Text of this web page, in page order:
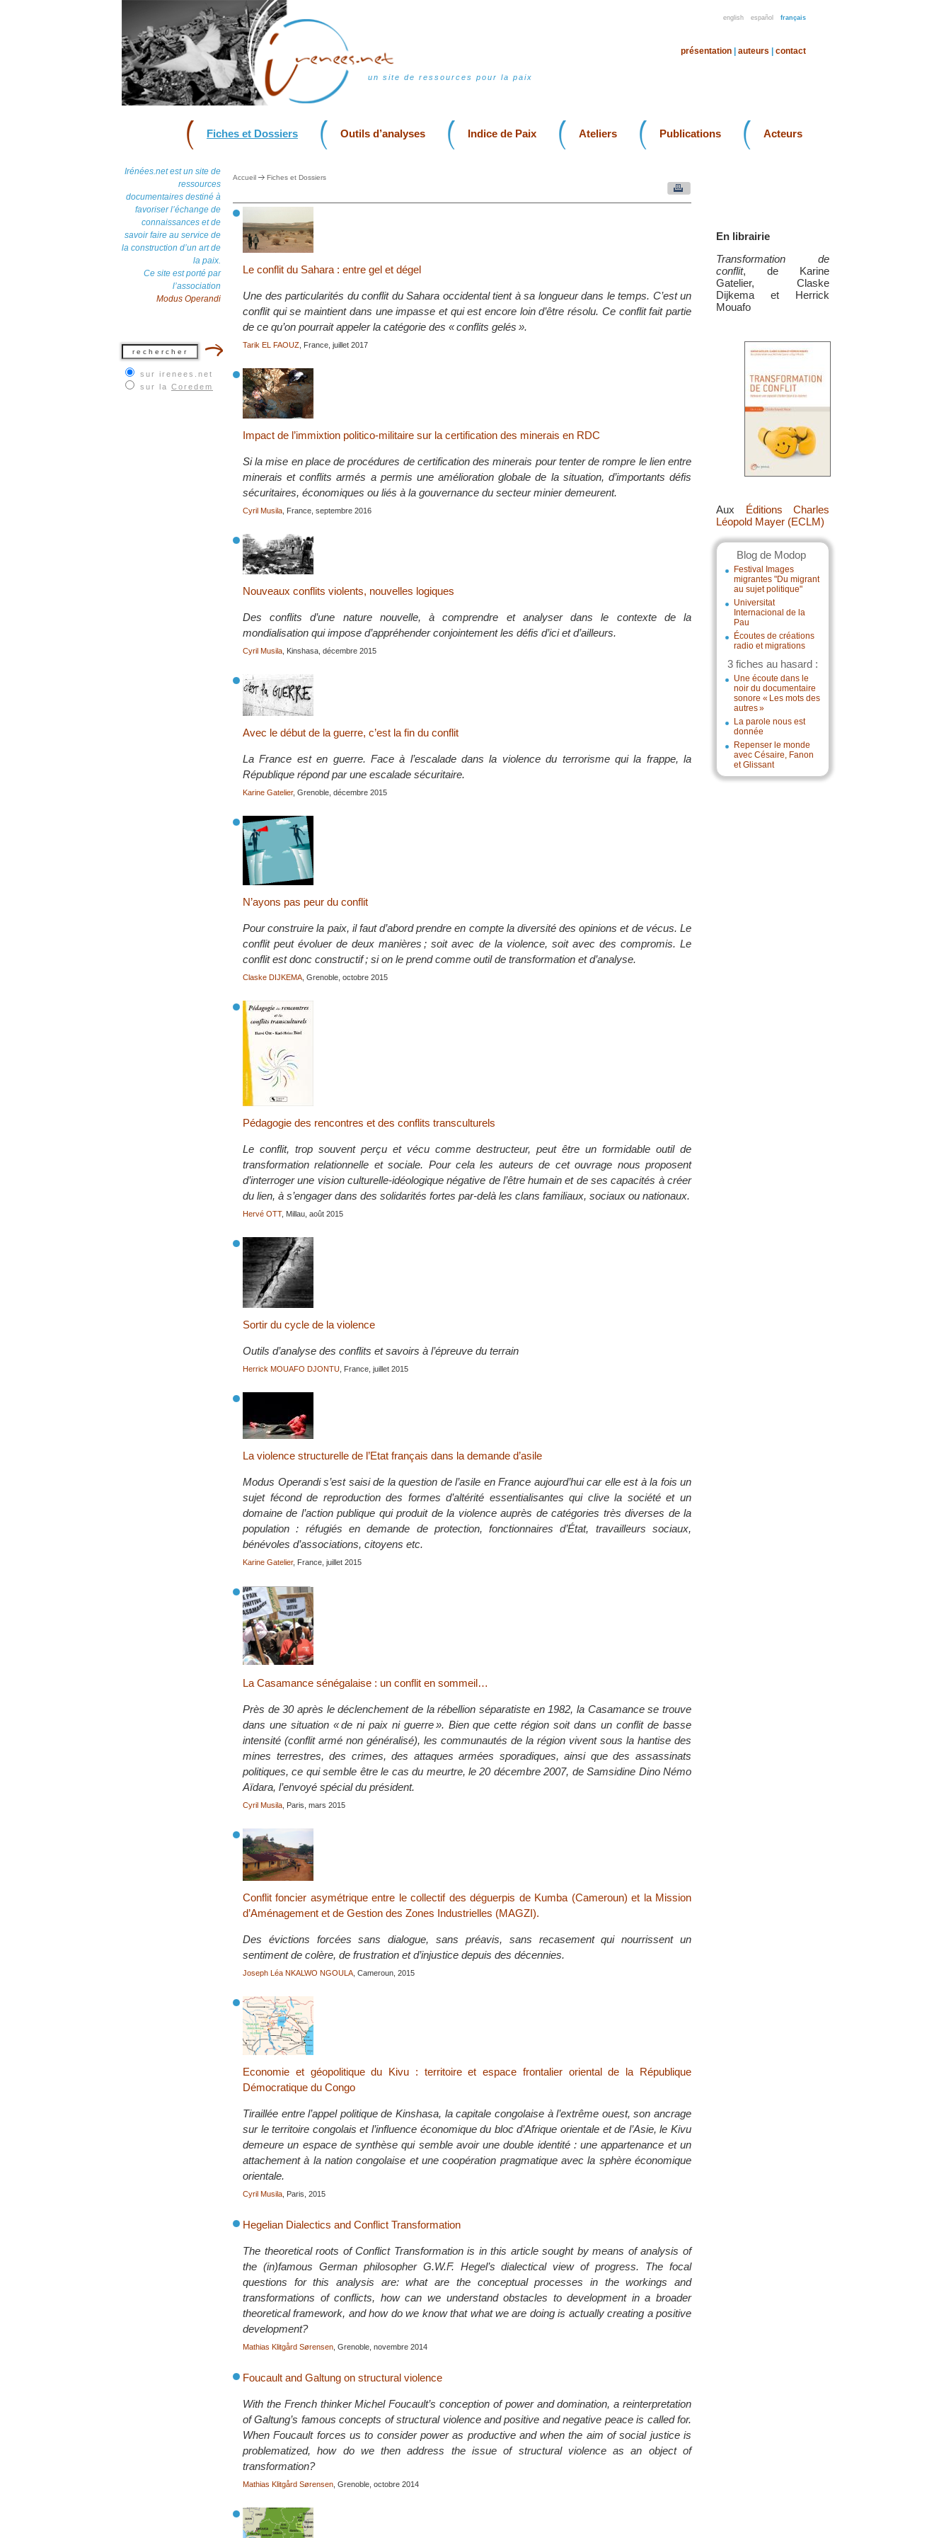
english español français
un site de ressources pour la paix
présentation auteurs contact
Fiches et Dossiers Outils d’analyses Indice de Paix Ateliers Publications Acteurs
Irénées.net est un site de
ressources
documentaires destiné à
favoriser l’échange de
connaissances et de
savoir faire au service de
la construction d’un art de
la paix.
Ce site est porté par
l’association
Modus Operandi
sur irenees.net
sur la Coredem
En librairie
Transformation de
conflit, de Karine
Gatelier, Claske
Dijkema et Herrick
Mouafo
Aux Éditions Charles
Léopold Mayer (ECLM)
Blog de Modop
Festival Images
migrantes "Du migrant
au sujet politique"
Universitat
Internacional de la
Pau
Écoutes de créations
radio et migrations
3 fiches au hasard :
Une écoute dans le
noir du documentaire
sonore « Les mots des
autres »
La parole nous est
donnée
Repenser le monde
avec Césaire, Fanon
et Glissant
Accueil Fiches et Dossiers
Le conflit du Sahara : entre gel et dégel
Une des particularités du conflit du Sahara occidental tient à sa longueur dans le temps. C’est un
conflit qui se maintient dans une impasse et qui est encore loin d’être résolu. Ce conflit fait partie
de ce qu’on pourrait appeler la catégorie des « conflits gelés ».
Tarik EL FAOUZ , France, juillet 2017
Impact de l’immixtion politico-militaire sur la certification des minerais en RDC
Si la mise en place de procédures de certification des minerais pour tenter de rompre le lien entre
minerais et conflits armés a permis une amélioration globale de la situation, d’importants défis
sécuritaires, économiques ou liés à la gouvernance du secteur minier demeurent.
Cyril Musila , France, septembre 2016
Nouveaux conflits violents, nouvelles logiques
Des conflits d’une nature nouvelle, à comprendre et analyser dans le contexte de la
mondialisation qui impose d’appréhender conjointement les défis d’ici et d’ailleurs.
Cyril Musila , Kinshasa, décembre 2015
Avec le début de la guerre, c’est la fin du conflit
La France est en guerre. Face à l’escalade dans la violence du terrorisme qui la frappe, la
République répond par une escalade sécuritaire.
Karine Gatelier, Grenoble, décembre 2015
N’ayons pas peur du conflit
Pour construire la paix, il faut d’abord prendre en compte la diversité des opinions et de vécus. Le
conflit peut évoluer de deux manières ; soit avec de la violence, soit avec des compromis. Le
conflit est donc constructif ; si on le prend comme outil de transformation et d’analyse.
Claske DIJKEMA , Grenoble, octobre 2015
Pédagogie des rencontres et des conflits transculturels
Le conflit, trop souvent perçu et vécu comme destructeur, peut être un formidable outil de
transformation relationnelle et sociale. Pour cela les auteurs de cet ouvrage nous proposent
d’interroger une vision culturelle-idéologique négative de l’être humain et de ses capacités à créer
du lien, à s’engager dans des solidarités fortes par-delà les clans familiaux, sociaux ou nationaux.
Hervé OTT, Millau, août 2015
Sortir du cycle de la violence
Outils d’analyse des conflits et savoirs à l’épreuve du terrain
Herrick MOUAFO DJONTU , France, juillet 2015
La violence structurelle de l’Etat français dans la demande d’asile
Modus Operandi s’est saisi de la question de l’asile en France aujourd’hui car elle est à la fois un
sujet fécond de reproduction des formes d’altérité essentialisantes qui clive la société et un
domaine de l’action publique qui produit de la violence auprès de catégories très diverses de la
population : réfugiés en demande de protection, fonctionnaires d’État, travailleurs sociaux,
bénévoles d’associations, citoyens etc.
Karine Gatelier, France, juillet 2015
La Casamance sénégalaise : un conflit en sommeil…
Près de 30 après le déclenchement de la rébellion séparatiste en 1982, la Casamance se trouve
dans une situation « de ni paix ni guerre ». Bien que cette région soit dans un conflit de basse
intensité (conflit armé non généralisé), les communautés de la région vivent sous la hantise des
mines terrestres, des crimes, des attaques armées sporadiques, ainsi que des assassinats
politiques, ce qui semble être le cas du meurtre, le 20 décembre 2007, de Samsidine Dino Némo
Aïdara, l’envoyé spécial du président.
Cyril Musila , Paris, mars 2015
Conflit foncier asymétrique entre le collectif des déguerpis de Kumba (Cameroun) et la Mission
d’Aménagement et de Gestion des Zones Industrielles (MAGZI).
Des évictions forcées sans dialogue, sans préavis, sans recasement qui nourrissent un
sentiment de colère, de frustration et d’injustice depuis des décennies.
Joseph Léa NKALWO NGOULA , Cameroun, 2015
Economie et géopolitique du Kivu : territoire et espace frontalier oriental de la République
Démocratique du Congo
Tiraillée entre l’appel politique de Kinshasa, la capitale congolaise à l’extrême ouest, son ancrage
sur le territoire congolais et l’influence économique du bloc d’Afrique orientale et de l’Asie, le Kivu
demeure un espace de synthèse qui semble avoir une double identité : une appartenance et un
attachement à la nation congolaise et une coopération pragmatique avec la sphère économique
orientale.
Cyril Musila , Paris, 2015
Hegelian Dialectics and Conflict Transformation
The theoretical roots of Conflict Transformation is in this article sought by means of analysis of
the (in)famous German philosopher G.W.F. Hegel’s dialectical view of progress. The focal
questions for this analysis are: what are the conceptual processes in the workings and
transformations of conflicts, how can we understand obstacles to development in a broader
theoretical framework, and how do we know that what we are doing is actually creating a positive
development?
Mathias Klitgård Sørensen , Grenoble, novembre 2014
Foucault and Galtung on structural violence
With the French thinker Michel Foucault’s conception of power and domination, a reinterpretation
of Galtung’s famous concepts of structural violence and positive and negative peace is called for.
When Foucault forces us to consider power as productive and when the aim of social justice is
problematized, how do we then address the issue of structural violence as an object of
transformation?
Mathias Klitgård Sørensen , Grenoble, octobre 2014